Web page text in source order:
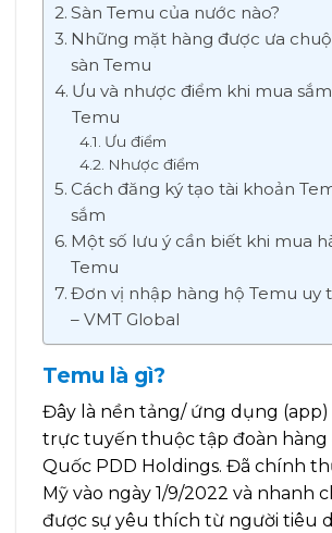
Sàn Temu của nước nào?
Những mặt hàng được ưa
sàn Temu
Ưu và nhược điểm khi mua
Temu
Ưu điểm
Nhược điểm
Cách đăng ký tạo tài khoản
sắm
Một số lưu ý cần biết khi mua
Temu
Đơn vị nhập hàng hộ Temu uy
– VMT Global
Temu là gì?
Đây là nền tảng/ ứng dụng (app)
trực tuyến thuộc tập đoàn hàng
Quốc PDD Holdings. Đã chính
Mỹ vào ngày 1/9/2022 và nhanh
được sự yêu thích từ người tiêu